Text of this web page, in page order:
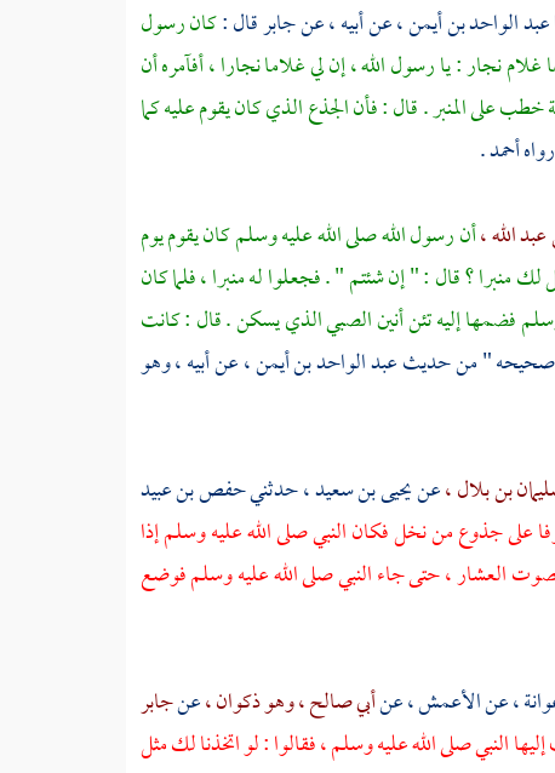
عبد الواحد بن أيمن ،عن أبيه ، عنجابرقال :كان رسول
غلام نجار : يا رسول الله ، إن لي غلاما نجارا ، أفآمره أن
على المنبر . قال : فأن الجذع الذي كان يقوم عليه كما
أحمد.
الله ،أن رسول الله صلى الله عليه وسلم كان يقوم يوم
منبرا ؟ قال : " إن شئتم " . فجعلوا له منبرا ، فلما كان
فضمها إليه تئن أنين الصبي الذي يسكن . قال : كانت
صحيحه " من حديثعبد الواحد بن أيمن ،عن أبيه ، وهو
بن بلال ،عنيحيى بن سعيد ،حدثنيحفص بن عبيد
على جذوع من نخل فكان النبي صلى الله عليه وسلم إذا
العشار ، حتى جاء النبي صلى الله عليه وسلم فوضع
،عنالأعمش ،عنأبي صالح ، وهو ذكوان ،عنجابر
النبي صلى الله عليه وسلم ، فقالوا : لو اتخذنا لك مثل